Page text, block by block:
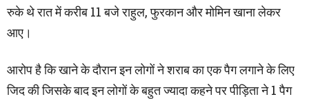
रुके थे रात में करीब 11 बजे राहुल, फुरकान और मोमिन खाना लेकर
आए।
आरोप है कि खाने के दौरान इन लोगों ने शराब का एक पैग लगाने के लिए
जिद की जिसके बाद इन लोगों के बहुत ज्यादा कहने पर पीड़िता ने 1 पैग